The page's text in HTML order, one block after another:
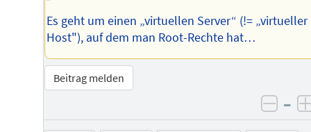
Es geht um einen „virtuellen Server“ (!= „virtueller
Host"), auf dem man Root-Rechte hat…
Beitrag melden
–